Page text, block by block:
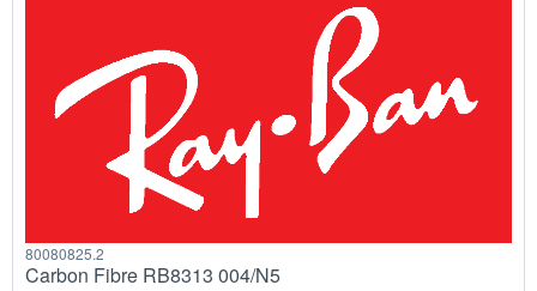
80080825.2
Carbon Fibre RB8313 004/N5